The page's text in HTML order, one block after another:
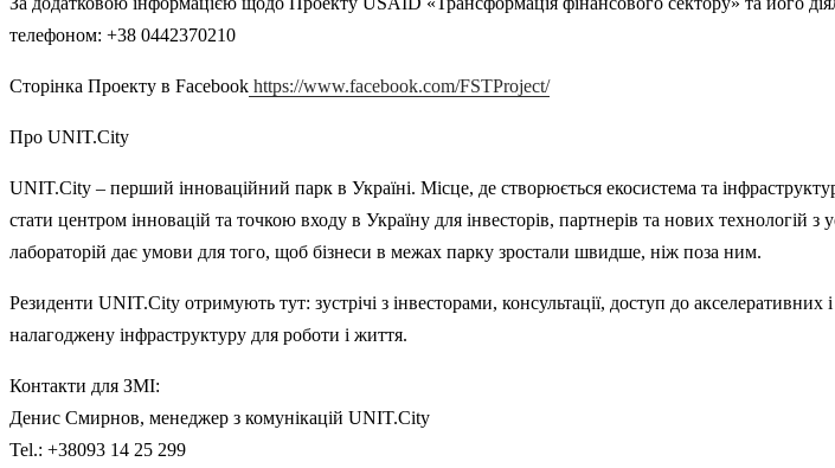
телефоном: +38 0442370210
Сторінка Проекту в Facebook https://www.facebook.com/FSTProject/
Про UNIT.City
UNIT.City – перший інноваційний парк в Україні. Місце, де створюється екосистема та
стати центром інновацій та точкою входу в Україну для інвесторів, партнерів та нових технологій
лабораторій дає умови для того, щоб бізнеси в межах парку зростали швидше, ніж поза ним.
Резиденти UNIT.City отримують тут: зустрічі з інвесторами, консультації, доступ до
налагоджену інфраструктуру для роботи і життя.
Контакти для ЗМІ:
Денис Смирнов, менеджер з комунікацій UNIT.City
Tel.: +38093 14 25 299